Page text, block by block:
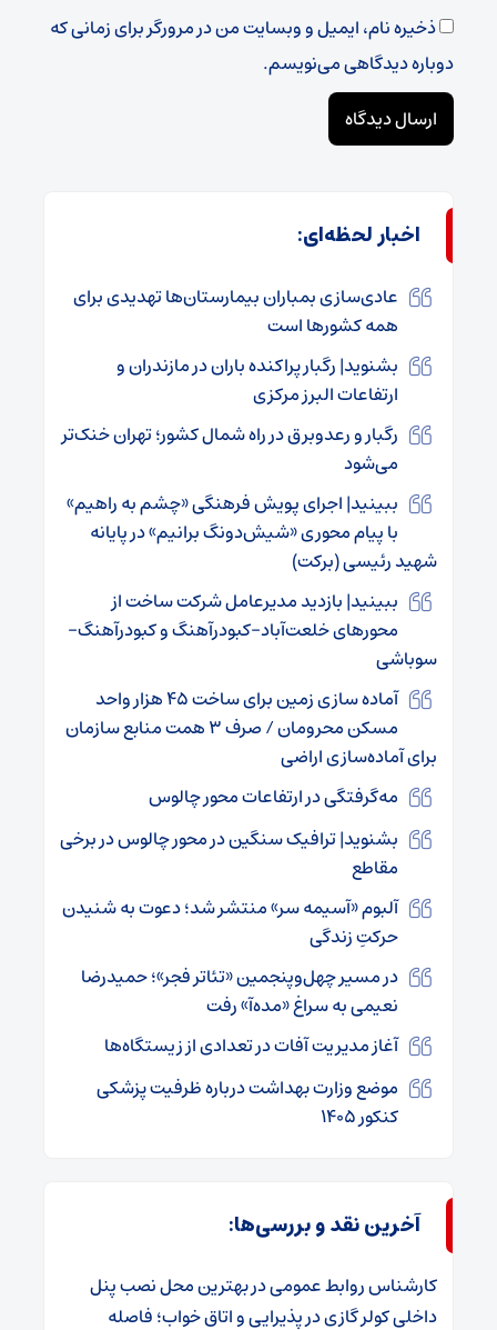
ذخیره نام، ایمیل و وبسایت من در مرورگر برای زمانی که
دوباره دیدگاهی می‌نویسم.
اخبار لحظه‌ای:
عادی‌سازی بمباران بیمارستان‌ها تهدیدی برای
همه کشورها است
بشنوید| رگبار پراکنده باران در مازندران و
ارتفاعات البرز مرکزی
رگبار و رعدوبرق در راه شمال کشور؛ تهران خنک‌تر
می‌شود
ببینید| اجرای پویش فرهنگی «چشم به راهیم»
با پیام محوری «شیش‌دونگ برانیم» در پایانه
شهید رئیسی (برکت)
ببینید| بازدید مدیرعامل شرکت ساخت از
محورهای خلعت‌آباد–کبودرآهنگ و کبودرآهنگ–
سوباشی
آماده سازی زمین برای ساخت ۴۵ هزار واحد
مسکن محرومان / صرف ۳ همت منابع سازمان
برای آماده‌سازی اراضی
مه‌گرفتگی در ارتفاعات محور چالوس
بشنوید| ترافیک سنگین در محور چالوس در برخی
مقاطع
آلبوم «آسیمه سر» منتشر شد؛ دعوت به شنیدن
حرکتِ زندگی
در مسیر چهل‌وپنجمین «تئاتر فجر»؛ حمیدرضا
نعیمی به سراغ «مده‌آ» رفت
آغاز مدیریت آفات در تعدادی از زیستگاه‌ها
موضع وزارت بهداشت درباره ظرفیت پزشکی
کنکور ۱۴۰۵
آخرین نقد و بررسی‌ها:
کارشناس روابط عمومیدربهترین محل نصب پنل
داخلی کولر گازی در پذیرایی و اتاق خواب؛ فاصله